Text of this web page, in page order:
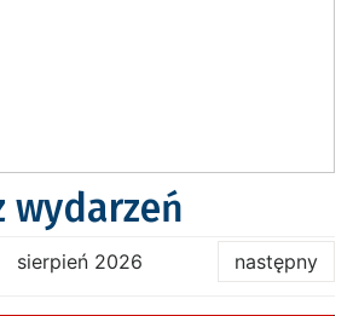
wydarzeń
sierpień 2026 następny